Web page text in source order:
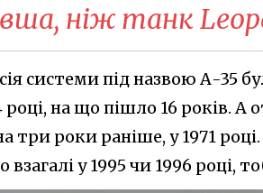
ніж танк
системи під назвою А-35
на що пішло 16 років. А
три роки раніше, у 1971
взагалі у 1995 чи 1996 році,